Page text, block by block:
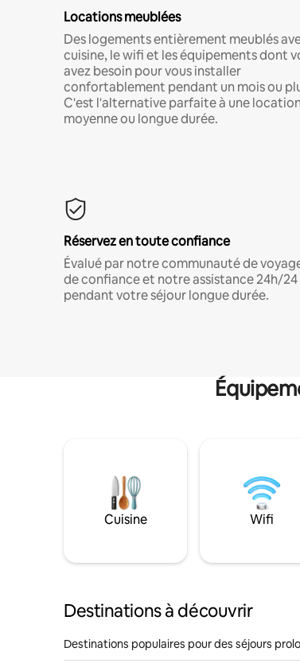
Locations meublées
Des logements entièrement meublés
cuisine, le wifi et les équipements dont
avez besoin pour vous installer
confortablement pendant un mois ou
C'est l'alternative parfaite à une
moyenne ou longue durée.
Réservez en toute confiance
Évalué par notre communauté de
de confiance et notre assistance 24h/24
pendant votre séjour longue durée.
Cuisine Wifi
Destinations à découvrir
Destinations populaires pour des séjours